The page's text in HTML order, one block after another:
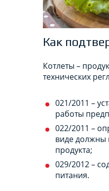
Как
Котлеты –
технических
021/2011 –
работы
022/2011 –
виде должны
продукта;
029/2012 –
питания.